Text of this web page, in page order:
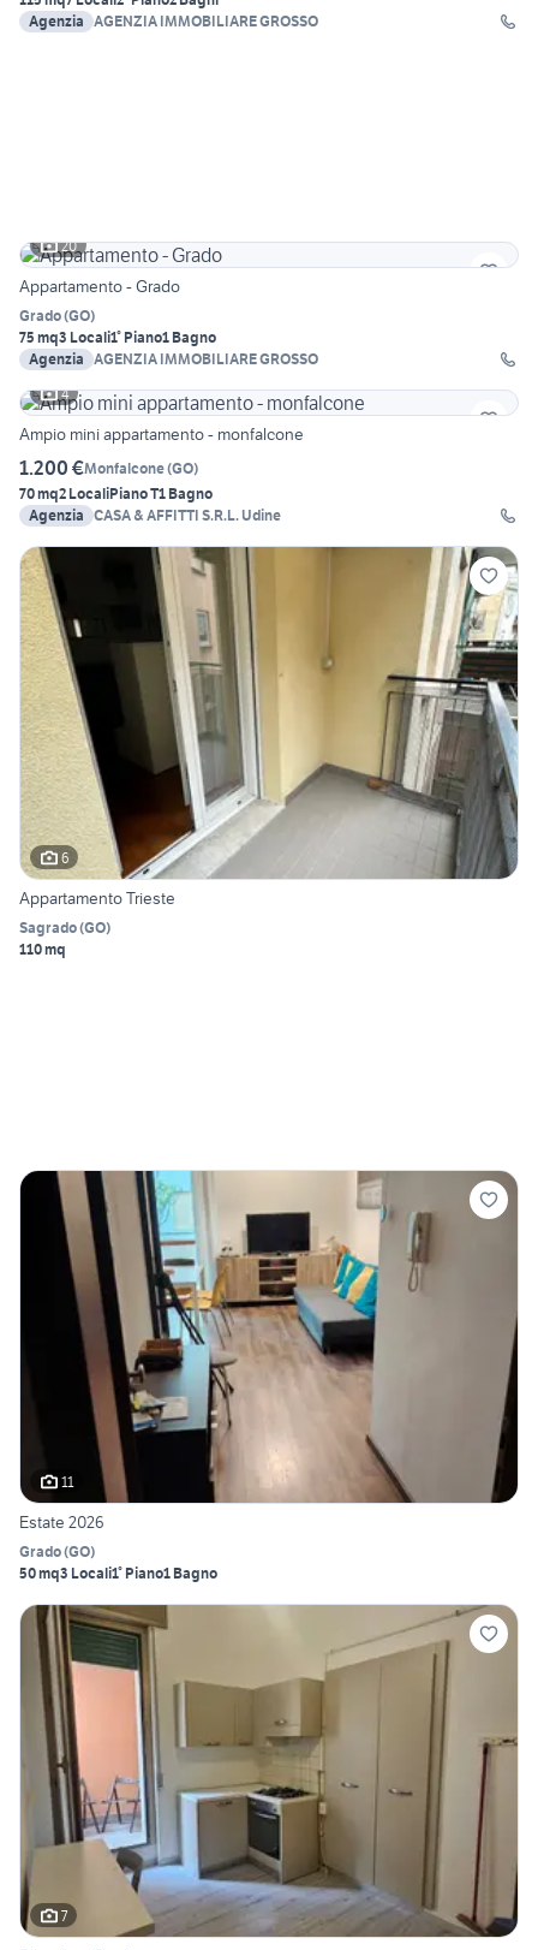
Agenzia AGENZIA IMMOBILIARE GROSSO
20
Appartamento - Grado
Grado(GO)
75 mq3 Locali1° Piano1 Bagno
Agenzia AGENZIA IMMOBILIARE GROSSO
4
Ampio mini appartamento - monfalcone
1.200 €Monfalcone(GO)
70 mq2 LocaliPiano T1 Bagno
Agenzia CASA & AFFITTI S.R.L. Udine
6
Appartamento Trieste
Sagrado(GO)
110 mq
11
Estate 2026
Grado(GO)
50 mq3 Locali1° Piano1 Bagno
7